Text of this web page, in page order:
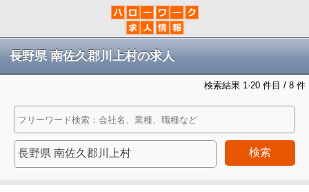
長野県 南佐久郡川上村の求人
検索結果 1-20 件目 / 8 件
検索